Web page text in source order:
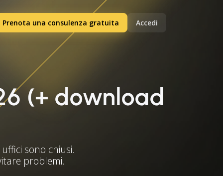
Prenota una consulenza gratuita Accedi
(+ download
sono chiusi.
problemi.